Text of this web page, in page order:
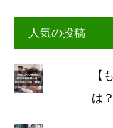
人気の投稿
【
は